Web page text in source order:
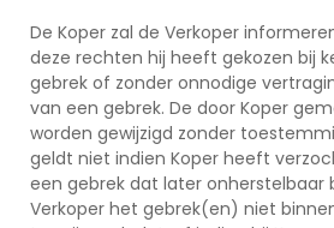
De Koper zal de Verkoper
deze rechten hij heeft gekozen bij
gebrek of zonder onnodige
van een gebrek. De door Koper
worden gewijzigd zonder
geldt niet indien Koper heeft
een gebrek dat later onherstelbaar
Verkoper het gebrek(en) niet